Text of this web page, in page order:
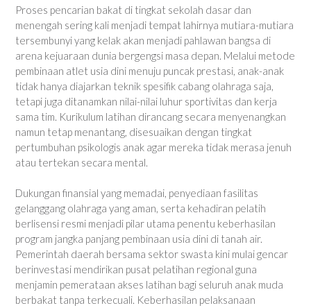
Proses pencarian bakat di tingkat sekolah dasar dan
menengah sering kali menjadi tempat lahirnya mutiara-mutiara
tersembunyi yang kelak akan menjadi pahlawan bangsa di
arena kejuaraan dunia bergengsi masa depan. Melalui metode
pembinaan atlet usia dini menuju puncak prestasi, anak-anak
tidak hanya diajarkan teknik spesifik cabang olahraga saja,
tetapi juga ditanamkan nilai-nilai luhur sportivitas dan kerja
sama tim. Kurikulum latihan dirancang secara menyenangkan
namun tetap menantang, disesuaikan dengan tingkat
pertumbuhan psikologis anak agar mereka tidak merasa jenuh
atau tertekan secara mental.
Dukungan finansial yang memadai, penyediaan fasilitas
gelanggang olahraga yang aman, serta kehadiran pelatih
berlisensi resmi menjadi pilar utama penentu keberhasilan
program jangka panjang pembinaan usia dini di tanah air.
Pemerintah daerah bersama sektor swasta kini mulai gencar
berinvestasi mendirikan pusat pelatihan regional guna
menjamin pemerataan akses latihan bagi seluruh anak muda
berbakat tanpa terkecuali. Keberhasilan pelaksanaan